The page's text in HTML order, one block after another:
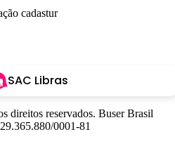
SAC Libras
direitos reservados. Buser Brasil
0001-81